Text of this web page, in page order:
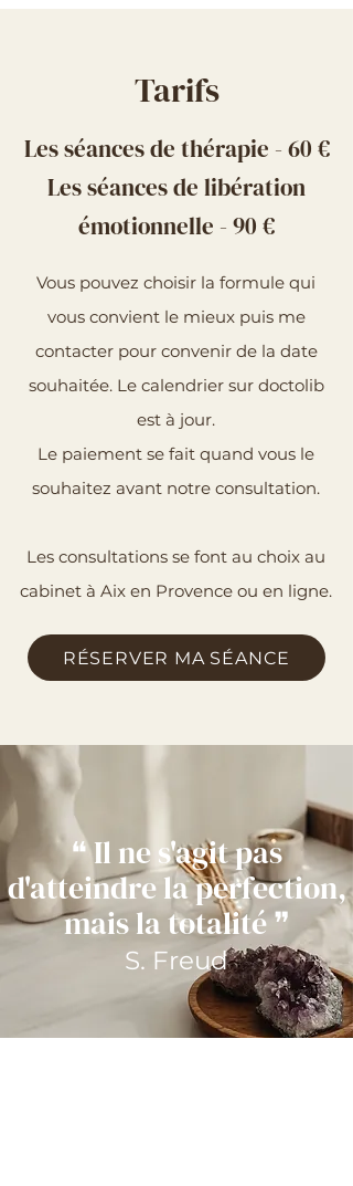
Tarifs
Les séances de thérapie - 60 €
Les séances de libération
émotionnelle - 90 €
Vous pouvez choisir la formule qui
vous convient le mieux puis me
contacter pour convenir de la date
souhaitée. Le calendrier sur doctolib
est à jour.
Le paiement se fait quand vous le
souhaitez avant notre consultation.
Les consultations se font au choix au
cabinet à Aix en Provence ou en ligne.
RÉSERVER MA SÉANCE
❝Il ne s'agit pas
d'atteindre la perfection,
mais la totalité❞
S. Freud